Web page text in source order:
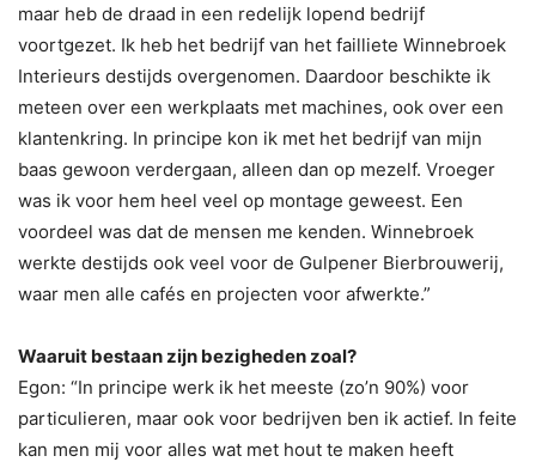
maar heb de draad in een redelijk lopend bedrijf
voortgezet. Ik heb het bedrijf van het failliete Winnebroek
Interieurs destijds overgenomen. Daardoor beschikte ik
meteen over een werkplaats met machines, ook over een
klantenkring. In principe kon ik met het bedrijf van mijn
baas gewoon verdergaan, alleen dan op mezelf. Vroeger
was ik voor hem heel veel op montage geweest. Een
voordeel was dat de mensen me kenden. Winnebroek
werkte destijds ook veel voor de Gulpener Bierbrouwerij,
waar men alle cafés en projecten voor afwerkte.”
Waaruit bestaan zijn bezigheden zoal?
Egon: “In principe werk ik het meeste (zo’n 90%) voor
particulieren, maar ook voor bedrijven ben ik actief. In feite
kan men mij voor alles wat met hout te maken heeft